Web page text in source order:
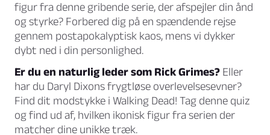
figur fra denne gribende serie, der afspejler din ånd
og styrke? Forbered dig på en spændende rejse
gennem postapokalyptisk kaos, mens vi dykker
dybt ned i din personlighed.
Er du en naturlig leder som Rick Grimes? Eller
har du Daryl Dixons frygtløse overlevelsesevner?
Find dit modstykke i Walking Dead! Tag denne quiz
og find ud af, hvilken ikonisk figur fra serien der
matcher dine unikke træk.